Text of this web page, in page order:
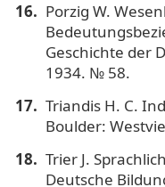
Porzig W.
Geschichte der
1934. № 58.
Triandis H. C.
Boulder:
Trier J.
Deutsche